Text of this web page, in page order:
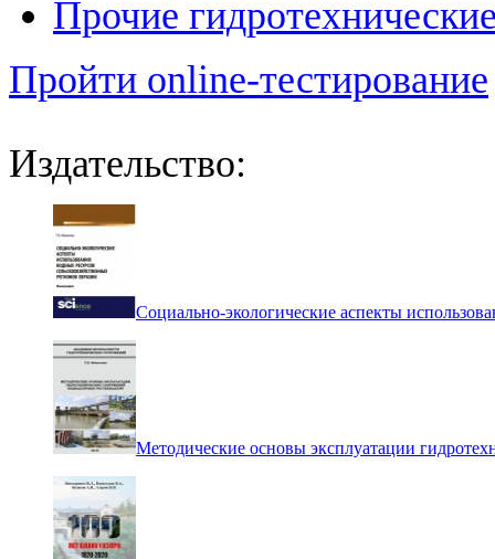
Прочие
Пройти online-тестирование
Издательство:
Социально-экологические аспекты
Методические основы эксплуатации